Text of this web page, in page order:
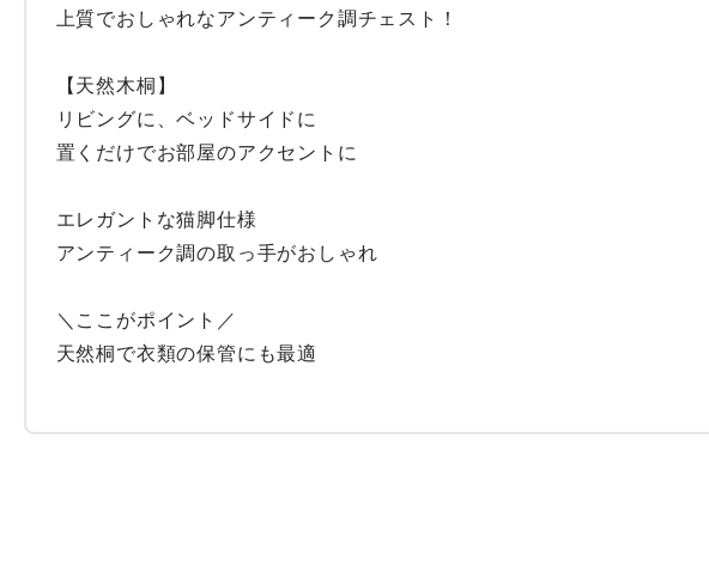
上質でおしゃれなアンティーク調チェスト！
【天然木桐】
リビングに、ベッドサイドに
置くだけでお部屋のアクセントに
エレガントな猫脚仕様
アンティーク調の取っ手がおしゃれ
＼ここがポイント／
天然桐で衣類の保管にも最適